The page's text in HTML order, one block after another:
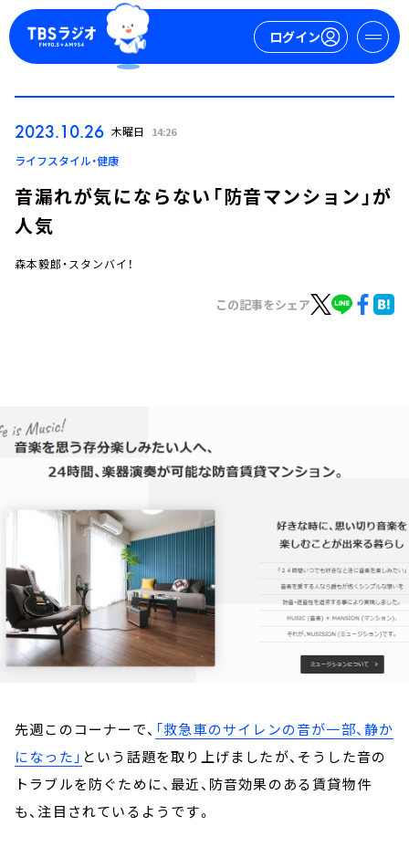
ログイン
ログイン
お知らせ
イベント・グッズ
YouTube
会社情報
2023.10.26 木曜日 14:26
ライフスタイル・健康
音漏れが気にならない「防音マンション」が
人気
森本毅郎・スタンバイ！
この記事をシェア
先週このコーナーで、 「救急車のサイレンの音が一部、静か
になった」 という話題を取り上げましたが、そうした音の
トラブルを防ぐために、最近、防音効果のある賃貸物件
も、注目されているようです。